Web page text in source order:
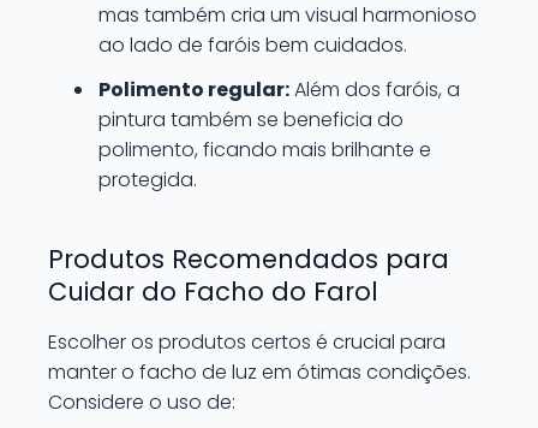
mas também cria um visual harmonioso
ao lado de faróis bem cuidados.
Polimento regular:Além dos faróis, a
pintura também se beneficia do
polimento, ficando mais brilhante e
protegida.
Produtos Recomendados para
Cuidar do Facho do Farol
Escolher os produtos certos é crucial para
manter o facho de luz em ótimas condições.
Considere o uso de: